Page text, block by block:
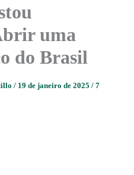
uma
do Brasil
/ 19 de janeiro de 2025 / 7